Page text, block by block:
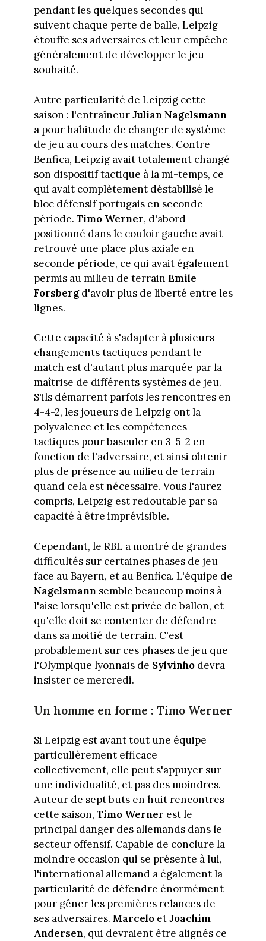
pendant les quelques secondes qui
suivent chaque perte de balle, Leipzig
étouffe ses adversaires et leur empêche
généralement de développer le jeu
souhaité.
Autre particularité de Leipzig cette
saison : l'entraîneurJulian Nagelsmann
a pour habitude de changer de système
de jeu au cours des matches. Contre
Benfica, Leipzig avait totalement changé
son dispositif tactique à la mi-temps, ce
qui avait complètement déstabilisé le
bloc défensif portugais en seconde
période. Timo Werner, d'abord
positionné dans le couloir gauche avait
retrouvé une place plus axiale en
seconde période, ce qui avait également
permis au milieu de terrain Emile
Forsbergd'avoir plus de liberté entre les
lignes.
Cette capacité à s'adapter à plusieurs
changements tactiques pendant le
match est d'autant plus marquée par la
maîtrise de différents systèmes de jeu.
S'ils démarrent parfois les rencontres en
4-4-2, les joueurs de Leipzig ont la
polyvalence et les compétences
tactiques pour basculer en 3-5-2 en
fonction de l'adversaire, et ainsi obtenir
plus de présence au milieu de terrain
quand cela est nécessaire. Vous l'aurez
compris, Leipzig est redoutable par sa
capacité à être imprévisible.
Cependant, le RBL a montré de grandes
difficultés sur certaines phases de jeu
face au Bayern, et au Benfica. L'équipe de
Nagelsmannsemble beaucoup moins à
l'aise lorsqu'elle est privée de ballon, et
qu'elle doit se contenter de défendre
dans sa moitié de terrain. C'est
probablement sur ces phases de jeu que
l'Olympique lyonnais de Sylvinhodevra
insister ce mercredi.
Un homme en forme : Timo Werner
Si Leipzig est avant tout une équipe
particulièrement efficace
collectivement, elle peut s'appuyer sur
une individualité, et pas des moindres.
Auteur de sept buts en huit rencontres
cette saison, Timo Werner est le
principal danger des allemands dans le
secteur offensif. Capable de conclure la
moindre occasion qui se présente à lui,
l'international allemand a également la
particularité de défendre énormément
pour gêner les premières relances de
ses adversaires. MarceloetJoachim
Andersen, qui devraient être alignés ce